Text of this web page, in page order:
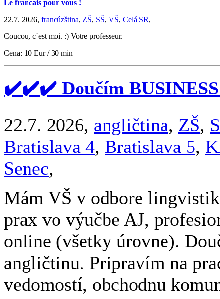
Le francais pour vous !
22.7. 2026, francúzština, ZŠ, SŠ, VŠ, Celá SR,
Coucou, c´est moi. :) Votre professeur.
Cena: 10 Eur / 30 min
✔️✔️✔️ Doučím
22.7. 2026, angličtina, ZŠ,
Bratislava 4, Bratislava 5,
Senec,
Mám VŠ v odbore
prax vo výučbe AJ,
online (všetky úrovne).
angličtinu. Pripravím na
vedomostí, obchodnu